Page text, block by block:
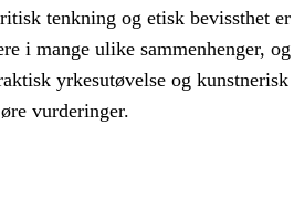
tenkning og etisk bevissthet
i mange ulike sammenhenger,
yrkesutøvelse og
vurderinger.